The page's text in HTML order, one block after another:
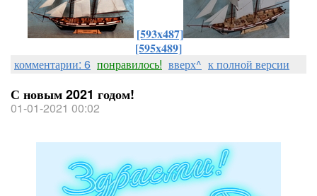
[593x487]
[595x489]
комментарии: 6 понравилось! вверх^ к полной версии
С новым 2021 годом!
01-01-2021 00:02